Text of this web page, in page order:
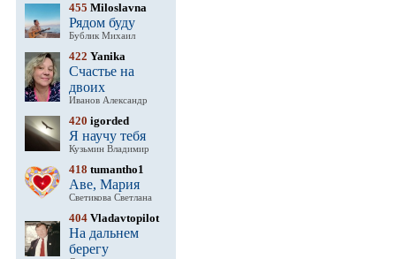
455 Miloslavna
Рядом буду
Бублик Михаил
422 Yanika
Счастье на
двоих
Иванов Александр
420 igorded
Я научу тебя
Кузьмин Владимир
418 tumantho1
Аве, Мария
Светикова Светлана
404 Vladavtopilot
На дальнем
берегу